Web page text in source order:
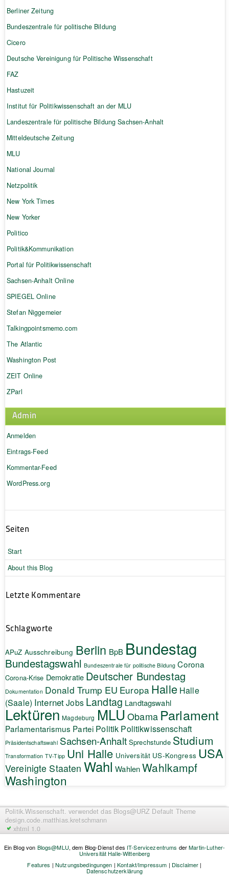
Berliner Zeitung
Bundeszentrale für politische Bildung
Cicero
Deutsche Vereinigung für Politische Wissenschaft
FAZ
Hastuzeit
Institut für Politikwissenschaft an der MLU
Landeszentrale für politische Bildung Sachsen-Anhalt
Mitteldeutsche Zeitung
MLU
National Journal
Netzpolitik
New York Times
New Yorker
Politico
Politik&Kommunikation
Portal für Politikwissenschaft
Sachsen-Anhalt Online
SPIEGEL Online
Stefan Niggemeier
Talkingpointsmemo.com
The Atlantic
Washington Post
ZEIT Online
ZParl
Admin
Anmelden
Eintrags-Feed
Kommentar-Feed
WordPress.org
Seiten
Start
About this Blog
Letzte Kommentare
Schlagworte
APuZ Ausschreibung Berlin BpB Bundestag
Bundestagswahl Bundeszentrale für politische Bildung Corona
Corona-Krise Demokratie Deutscher Bundestag
Dokumentation Donald Trump EU Europa Halle Halle
(Saale) InternetJobs Landtag Landtagswahl
Lektüren Magdeburg MLU Obama Parlament
Parlamentarismus Partei Politik Politikwissenschaft
Präsidentschaftswahl Sachsen-Anhalt Sprechstunde Studium
Transformation TV-Tipp Uni Halle Universität US-Kongress USA
Vereinigte Staaten Wahl Wahlen Wahlkampf
Washington
Politik.Wissenschaft. verwendet das Blogs@URZ Default Theme
design.code.matthias.kretschmann
xhtml 1.0
Ein Blog von Blogs@MLU, dem Blog-Dienst des IT-Servicezentrums derMartin-Luther-
Universität Halle-Wittenberg
Features | Nutzungsbedingungen |Kontakt/Impressum | Disclaimer |
Datenschutzerklärung